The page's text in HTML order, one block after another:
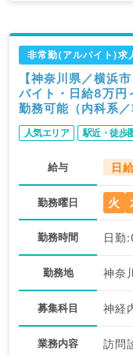
非常勤(アルバイト)求
【神奈川県／横浜
バイト・日給8万円
勤務可能（内科系／
人気エリア 駅近・徒歩
給与 日
勤務曜日 火
勤務時間 日勤
勤務地 神奈
募集科目
業務内容 訪問